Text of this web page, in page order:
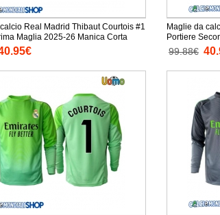
Real Madrid Thibaut Courtois #1
Maglia 2025-26 Manica Corta
Maglie da
Portiere
99.88€